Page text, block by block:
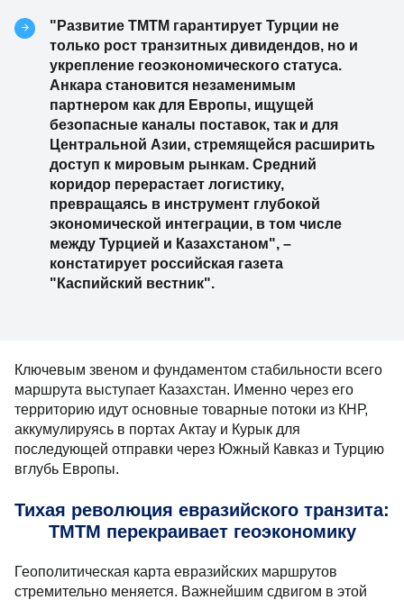
"Развитие ТМТМ гарантирует Турции не
только рост транзитных дивидендов, но и
укрепление геоэкономического статуса.
Анкара становится незаменимым
партнером как для Европы, ищущей
безопасные каналы поставок, так и для
Центральной Азии, стремящейся расширить
доступ к мировым рынкам. Средний
коридор перерастает логистику,
превращаясь в инструмент глубокой
экономической интеграции, в том числе
между Турцией и Казахстаном", –
констатирует российская газета
"Каспийский вестник".
Ключевым звеном и фундаментом стабильности всего
маршрута выступает Казахстан. Именно через его
территорию идут основные товарные потоки из КНР,
аккумулируясь в портах Актау и Курык для
последующей отправки через Южный Кавказ и Турцию
вглубь Европы.
Тихая революция евразийского транзита:
ТМТМ перекраивает геоэкономику
Геополитическая карта евразийских маршрутов
стремительно меняется. Важнейшим сдвигом в этой